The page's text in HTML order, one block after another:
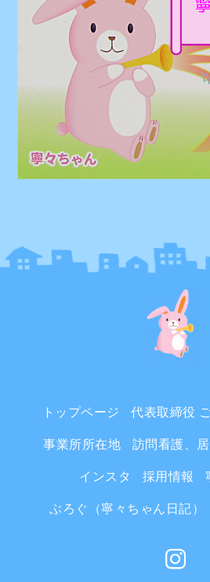
トップページ 代表取締役
事業所所在地 訪問看護、
インスタ 採用情報
ぶろぐ（寧々ちゃん日記）